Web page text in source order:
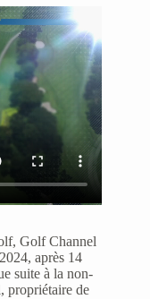
Golf Channel
après 14
suite à la non-
propriétaire de